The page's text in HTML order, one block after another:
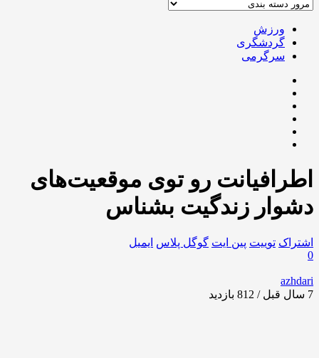
ورزش
گردشگری
سرگرمی
اطرافیانت رو توی موقعیت‌های
دشوار زندگیت بشناس
اشتراک توییت پین ایت گوگل‌ پلاس ایمیل
0
azhdari
7 سال قبل / 812
بازدید